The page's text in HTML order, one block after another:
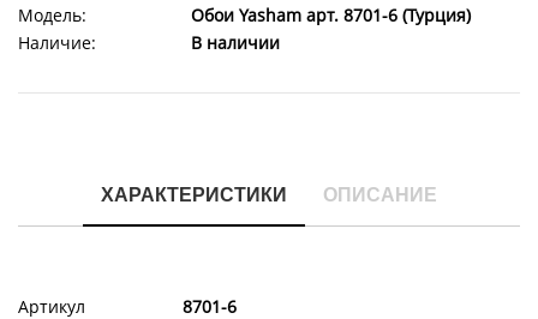
Модель:
Обои Yasham арт. 8701-6 (Турция)
Наличие:
В наличии
ХАРАКТЕРИСТИКИ ОПИСАНИЕ
Артикул 8701-6